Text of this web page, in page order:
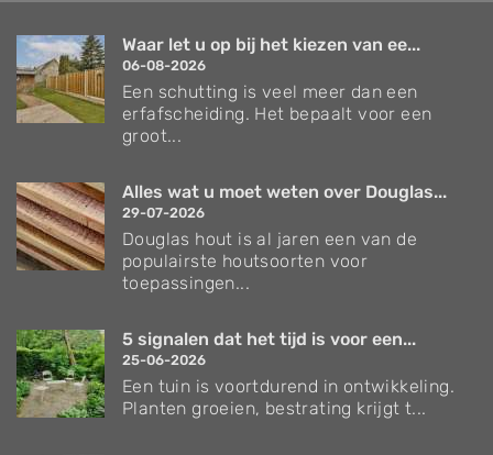
Waar let u op bij het kiezen van ee...
06-08-2026
Een schutting is veel meer dan een
erfafscheiding. Het bepaalt voor een
groot...
Alles wat u moet weten over Douglas...
29-07-2026
Douglas hout is al jaren een van de
populairste houtsoorten voor
toepassingen...
5 signalen dat het tijd is voor een...
25-06-2026
Een tuin is voortdurend in ontwikkeling.
Planten groeien, bestrating krijgt t...